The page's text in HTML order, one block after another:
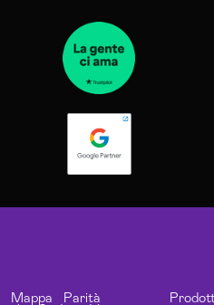
Mappa
Parità